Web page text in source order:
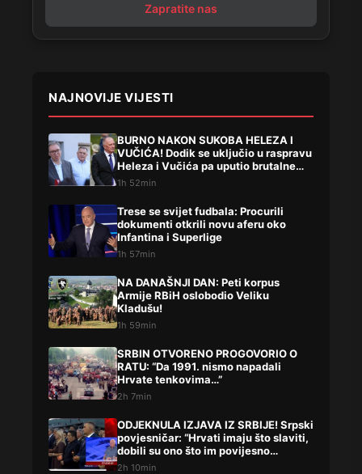
Zapratite nas
NAJNOVIJE VIJESTI
BURNO NAKON SUKOBA HELEZA I
VUČIĆA! Dodik se uključio u raspravu
Heleza i Vučića pa uputio brutalne
uvrede
1h 52min
Trese se svijet fudbala: Procurili
dokumenti otkrili novu aferu oko
Infantina i Superlige
1h 57min
NA DANAŠNJI DAN: Peti korpus
Armije RBiH oslobodio Veliku
Kladušu!
1h 59min
SRBIN OTVORENO PROGOVORIO O
RATU: “Da 1991. nismo napadali
Hrvate tenkovima…”
2h 7min
ODJEKNULA IZJAVA IZ SRBIJE! Srpski
povjesničar: “Hrvati imaju što slaviti,
dobili su ono što im povijesno
pripada”
2h 10min